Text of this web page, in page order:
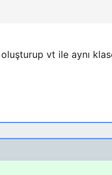
vt ile aynı